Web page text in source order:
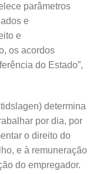
parâmetros
e
e
os acordos
do Estado”,
determina
por dia, por
o direito do
e à remuneração
do empregador.